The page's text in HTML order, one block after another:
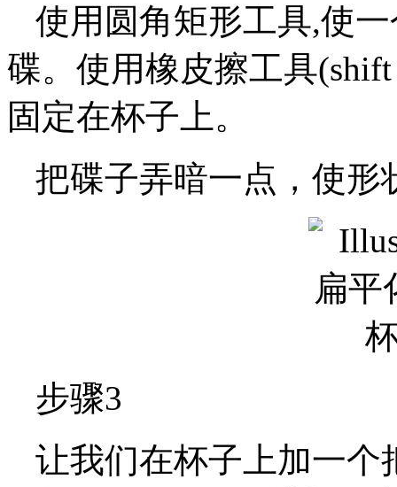
使用圆角矩形工具,使
碟。使用橡皮擦工具
固定在杯子上。
把碟子弄暗一点，使形
步骤3
让我们在杯子上加一个